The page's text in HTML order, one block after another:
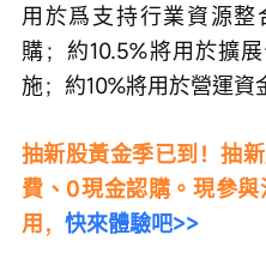
用於爲支持行業資源
購；約10.5%將用於擴
施；約10%將用於營運資
抽新股黃金季已到！抽
費、0現金認購。現參
用， 快來體驗吧>>